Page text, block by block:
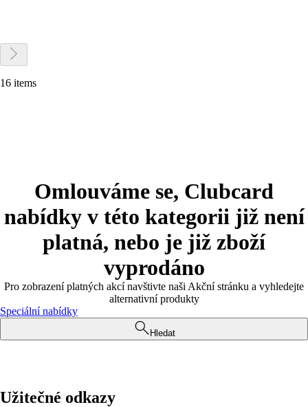
16 items
Omlouváme se, Clubcard
nabídky v této kategorii již není
platná, nebo je již zboží
vyprodáno
Pro zobrazení platných akcí navštivte naši Akční stránku a vyhledejte
alternativní produkty
Speciální nabídky
Hledat
Užitečné odkazy